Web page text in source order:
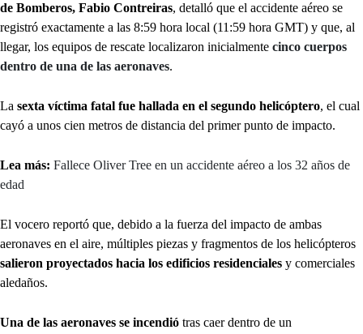
de Bomberos, Fabio Contreiras, detalló que el accidente aéreo se
registró exactamente a las 8:59 hora local (11:59 hora GMT) y que, al
llegar, los equipos de rescate localizaron inicialmente cinco cuerpos
dentro de una de las aeronaves.
La sexta víctima fatal fue hallada en el segundo helicóptero, el cual
cayó a unos cien metros de distancia del primer punto de impacto.
Lea más: Fallece Oliver Tree en un accidente aéreo a los 32 años de
edad
El vocero reportó que, debido a la fuerza del impacto de ambas
aeronaves en el aire, múltiples piezas y fragmentos de los helicópteros
salieron proyectados hacia los edificios residenciales y comerciales
aledaños.
Una de las aeronaves se incendió tras caer dentro de un